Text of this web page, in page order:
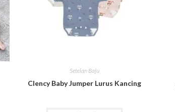
Setelan Baju
Clency Baby Jumper Lurus Kancing